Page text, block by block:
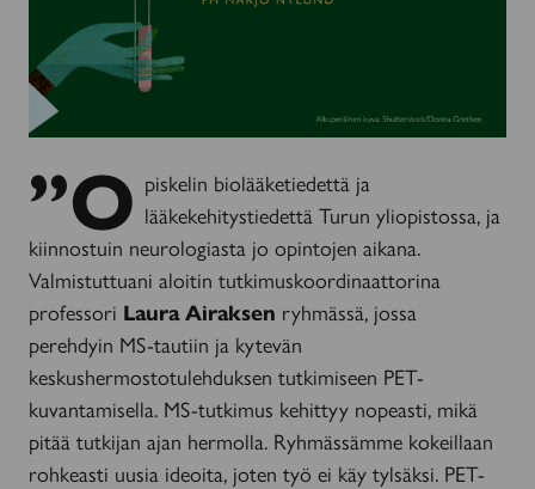
”O piskelin biolääketiedettä ja
lääkekehitystiedettä Turun yliopistossa, ja
kiinnostuin neurologiasta jo opintojen aikana.
Valmistuttuani aloitin tutkimuskoordinaattorina
professori Laura Airaksen ryhmässä, jossa
perehdyin MS-tautiin ja kytevän
keskushermostotulehduksen tutkimiseen PET-
kuvantamisella. MS-tutkimus kehittyy nopeasti, mikä
pitää tutkijan ajan hermolla. Ryhmässämme kokeillaan
rohkeasti uusia ideoita, joten työ ei käy tylsäksi. PET-